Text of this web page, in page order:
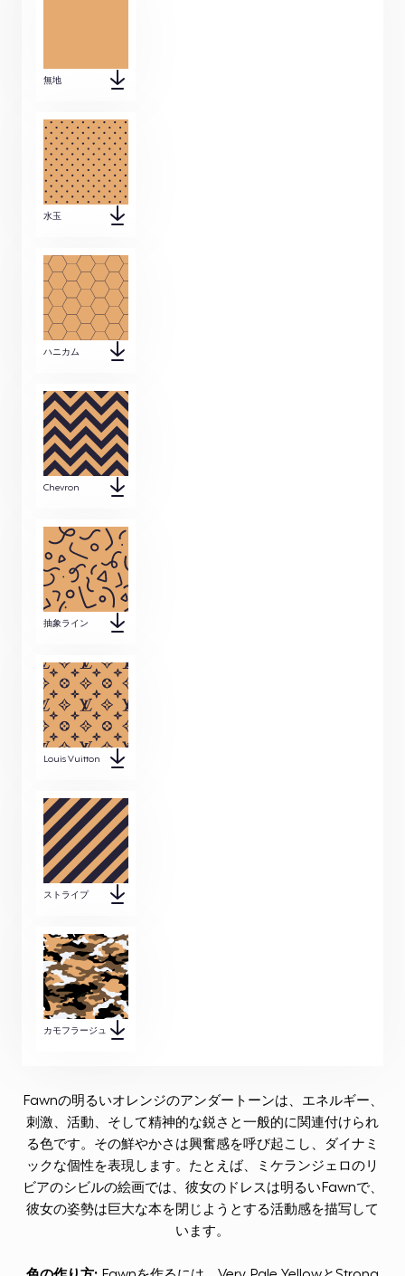
Fawnの明るいオレンジのアンダートーンは、エネルギー、
刺激、活動、そして精神的な鋭さと一般的に関連付けられ
る色です。その鮮やかさは興奮感を呼び起こし、ダイナミ
ックな個性を表現します。たとえば、ミケランジェロのリ
ビアのシビルの絵画では、彼女のドレスは明るいFawnで、
彼女の姿勢は巨大な本を閉じようとする活動感を描写して
います。
無地
水玉
ハニカム
Chevron
抽象ライン
Louis Vuitton
ストライプ
カモフラージュ